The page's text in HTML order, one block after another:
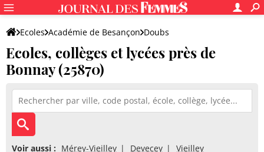
Ecoles Académie de Besançon Doubs
Ecoles, collèges et lycées près de
Bonnay (25870)
Voir aussi : Mérey-Vieilley Devecey Vieilley